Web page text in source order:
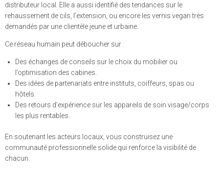
distributeur local. Elle a aussi identifié des tendances sur le
rehaussement de cils, l’extension, ou encore les vernis vegan très
demandés par une clientèle jeune et urbaine.
Ce réseau humain peut déboucher sur :
Des échanges de conseils sur le choix du mobilier ou
l’optimisation des cabines.
Des idées de partenariats entre instituts, coiffeurs, spas ou
hôtels.
Des retours d’expérience sur les appareils de soin visage/corps
les plus rentables.
En soutenant les acteurs locaux, vous construisez une
communauté professionnelle solide qui renforce la visibilité de
chacun.